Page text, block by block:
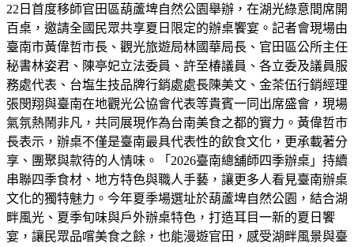
22日首度移師官田區葫蘆埤自然公園舉辦，在湖光綠意間席開
百桌，邀請全國民眾共享夏日限定的辦桌饗宴。記者會現場由
臺南市黃偉哲市長、觀光旅遊局林國華局長、官田區公所主任
秘書林姿君、陳亭妃立法委員、許至椿議員、各立委及議員服
務處代表、台塩生技品牌行銷處處長陳美文、金茶伍行銷經理
張閔翔與臺南在地觀光公協會代表等貴賓一同出席盛會，現場
氣氛熱鬧非凡，共同展現作為台南美食之都的實力。黃偉哲市
長表示，辦桌不僅是臺南最具代表性的飲食文化，更承載著分
享、團聚與款待的人情味。「2026臺南總舖師四季辦桌」持續
串聯四季食材、地方特色與職人手藝，讓更多人看見臺南辦桌
文化的獨特魅力。今年夏季場選址於葫蘆埤自然公園，結合湖
畔風光、夏季旬味與戶外辦桌特色，打造耳目一新的夏日饗
宴，讓民眾品嚐美食之餘，也能漫遊官田，感受湖畔風景與臺